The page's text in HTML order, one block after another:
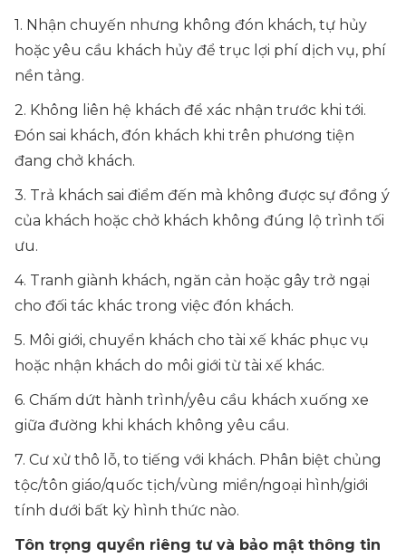
1. Nhận chuyến nhưng không đón khách, tự hủy
hoặc yêu cầu khách hủy để trục lợi phí dịch vụ, phí
nền tảng.
2. Không liên hệ khách để xác nhận trước khi tới.
Đón sai khách, đón khách khi trên phương tiện
đang chở khách.
3. Trả khách sai điểm đến mà không được sự đồng ý
của khách hoặc chở khách không đúng lộ trình tối
ưu.
4. Tranh giành khách, ngăn cản hoặc gây trở ngại
cho đối tác khác trong việc đón khách.
5. Môi giới, chuyển khách cho tài xế khác phục vụ
hoặc nhận khách do môi giới từ tài xế khác.
6. Chấm dứt hành trình/yêu cầu khách xuống xe
giữa đường khi khách không yêu cầu.
7. Cư xử thô lỗ, to tiếng với khách. Phân biệt chủng
tộc/tôn giáo/quốc tịch/vùng miền/ngoại hình/giới
tính dưới bất kỳ hình thức nào.
Tôn trọng quyền riêng tư và bảo mật thông tin